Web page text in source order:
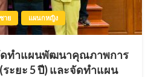
าย แผนกหญิง
ดทำแผนพัฒนาคุณภาพการ
ระยะ 5 ปี) และจัดทำแผน